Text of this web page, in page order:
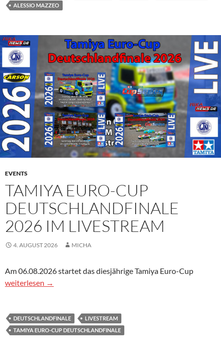
ALESSIO MAZZEO
EVENTS
TAMIYA EURO-CUP
DEUTSCHLANDFINALE
2026 IM LIVESTREAM
4. AUGUST 2026 MICHA
Am 06.08.2026 startet das diesjährige Tamiya Euro-Cup
Tamiya Euro-Cup Deutschlandfinale 2026 im Livestream
weiterlesen →
DEUTSCHLANDFINALE
LIVESTREAM
TAMIYA EURO-CUP DEUTSCHLANDFINALE